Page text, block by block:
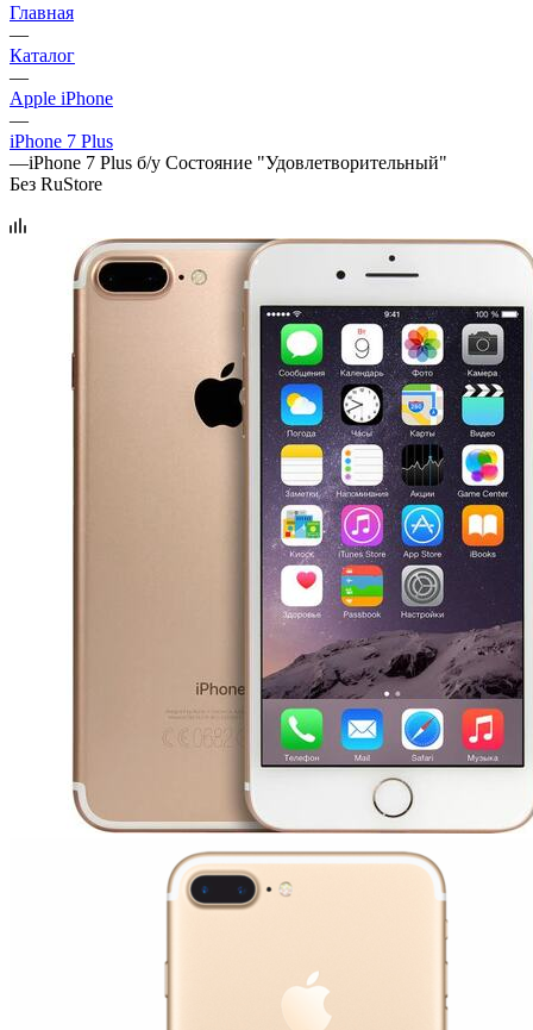
Главная
—
Каталог
—
Apple iPhone
—
iPhone 7 Plus
—iPhone 7 Plus б/у Состояние "Удовлетворительный"
Без RuStore